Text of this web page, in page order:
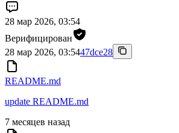
28 мар 2026, 03:54
Верифицирован
28 мар 2026, 03:5447dce28
README.md
update README.md
7 месяцев назад